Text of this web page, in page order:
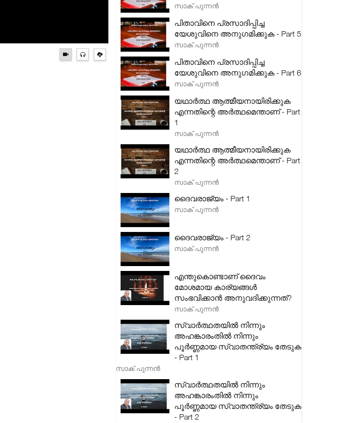
സാക് പുന്നൻ
പിതാവിനെ പ്രസാദിപ്പിച്ച
യേശുവിനെ അനുഗമിക്കുക - Part 5
സാക് പുന്നൻ
പിതാവിനെ പ്രസാദിപ്പിച്ച
യേശുവിനെ അനുഗമിക്കുക - Part 6
സാക് പുന്നൻ
യഥാർത്ഥ ആത്മീയനായിരിക്കുക
എന്നതിന്റെ അർത്ഥമെന്താണ് - Part
1
സാക് പുന്നൻ
യഥാർത്ഥ ആത്മീയനായിരിക്കുക
എന്നതിന്റെ അർത്ഥമെന്താണ് - Part
2
സാക് പുന്നൻ
ദൈവരാജ്യം - Part 1
സാക് പുന്നൻ
ദൈവരാജ്യം - Part 2
സാക് പുന്നൻ
എന്തുകൊണ്ടാണ് ദൈവം
മോശമായ കാര്യങ്ങൾ
സംഭവിക്കാൻ അനുവദിക്കുന്നത്?
സാക് പുന്നൻ
സ്വാർത്ഥതയിൽ നിന്നും
അഹങ്കാരംതിൽ നിന്നും
പൂർണ്ണമായ സ്വാതന്ത്ര്യം തേടുക
- Part 1
സാക് പുന്നൻ
സ്വാർത്ഥതയിൽ നിന്നും
അഹങ്കാരംതിൽ നിന്നും
പൂർണ്ണമായ സ്വാതന്ത്ര്യം തേടുക
- Part 2